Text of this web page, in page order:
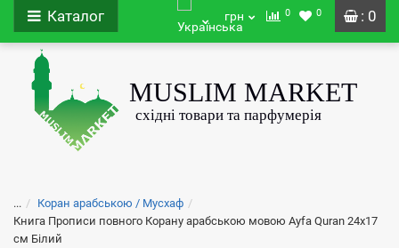
: 0
Каталог грн 0 0
...
Коран арабською / Мусхаф
Книга Прописи повного Корану арабською мовою Ayfa Quran 24x17
см Білий